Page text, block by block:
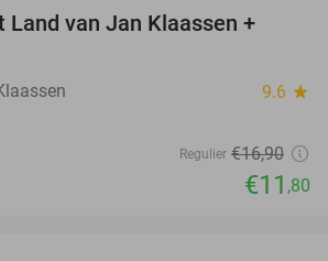
Land van Jan Klaassen +
9.6 star
Regulier €16,90
€11 ,80